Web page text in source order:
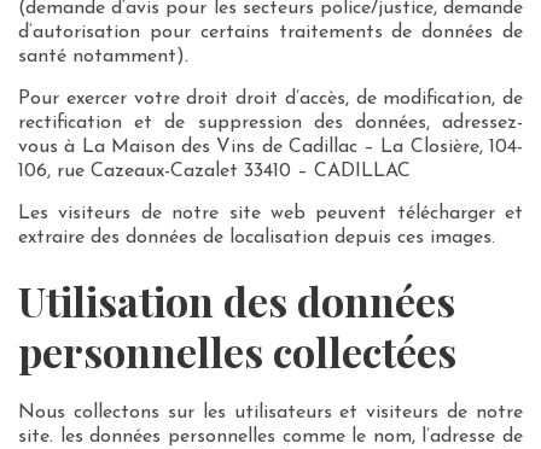
(demande d’avis pour les secteurs police/justice, demande
d’autorisation pour certains traitements de données de
santé notamment).
Pour exercer votre droit droit d’accès, de modification, de
rectification et de suppression des données, adressez-
vous à La Maison des Vins de Cadillac – La Closière, 104-
106, rue Cazeaux-Cazalet 33410 – CADILLAC
Les visiteurs de notre site web peuvent télécharger et
extraire des données de localisation depuis ces images.
Utilisation des données
personnelles collectées
Nous collectons sur les utilisateurs et visiteurs de notre
site. les données personnelles comme le nom, l’adresse de